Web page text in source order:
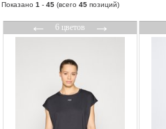
Показано 1 - 45 (всего 45 позиций)
←6 цветов→